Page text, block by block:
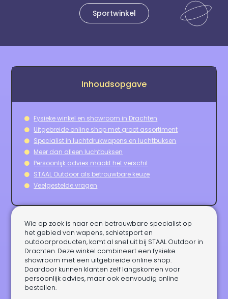
Sportwinkel
Wie op zoek is naar een betrouwbare specialist op
het gebied van wapens, schietsport en
outdoorproducten, komt al snel uit bij STAAL Outdoor in
Drachten. Deze winkel combineert een fysieke
showroom met een uitgebreide online shop.
Daardoor kunnen klanten zelf langskomen voor
persoonlijk advies, maar ook eenvoudig online
bestellen.
Inhoudsopgave
Fysieke winkel en showroom in Drachten
Uitgebreide online shop met groot assortiment
Specialist in luchtdrukwapens en luchtbuksen
Meer dan alleen luchtbuksen
Persoonlijk advies maakt het verschil
STAAL Outdoor als betrouwbare keuze
Veelgestelde vragen